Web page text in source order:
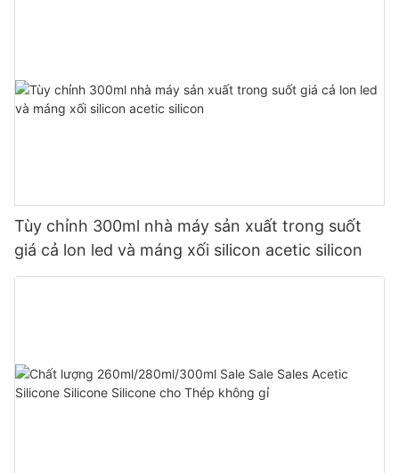
Tùy chỉnh 300ml nhà máy sản xuất trong suốt
giá cả lon led và máng xối silicon acetic silicon